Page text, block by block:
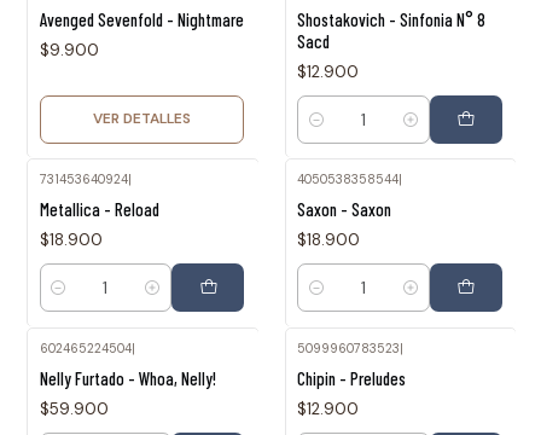
Avenged Sevenfold - Nightmare
$9.900
VER DETALLES
Shostakovich - Sinfonia N° 8
Sacd
$12.900
Cantidad
731453640924|
Metallica - Reload
$18.900
Cantidad
4050538358544
Saxon - Saxon
$18.900
Cantidad
602465224504|
Nelly Furtado - Whoa, Nelly!
$59.900
5099960783523|
Chipin - Preludes
$12.900